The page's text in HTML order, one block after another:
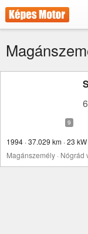
1994 · 37.029 km · 23
Magánszemély · Nógrád